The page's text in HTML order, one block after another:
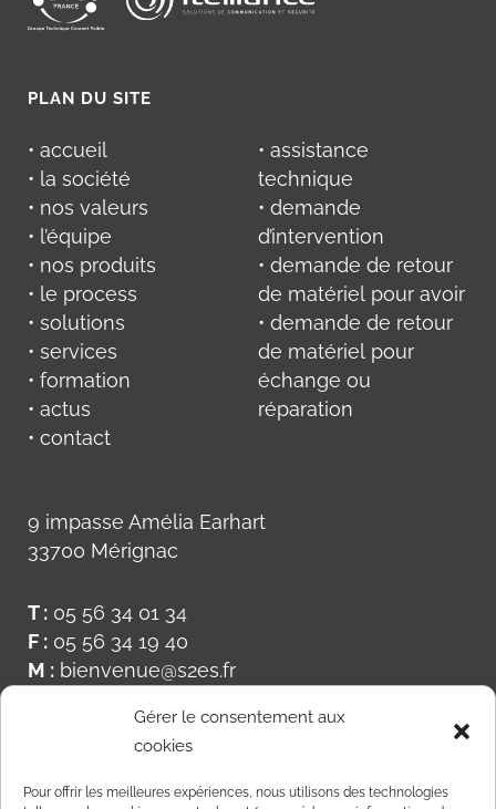
Gérer le consentement aux
cookies
Pour offrir les meilleures expériences, nous utilisons des technologies
PLAN DU SITE
• accueil
• la société
• nos valeurs
• l’équipe
• nos produits
• le process
• solutions
• services
• formation
• actus
• contact
• assistance
technique
• demande
d’intervention
• demande de retour
de matériel pour avoir
• demande de retour
de matériel pour
échange ou
réparation
9 impasse Amélia Earhart
33700 Mérignac
T : 05 56 34 01 34
F : 05 56 34 19 40
M : bienvenue@s2es.fr